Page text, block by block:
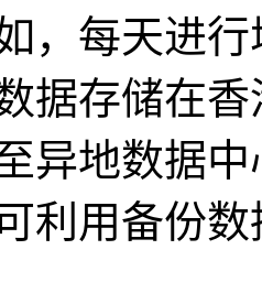
，每天进
据存储在
异地数据
利用备份